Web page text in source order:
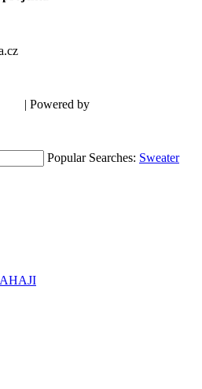
| Powered by
Popular Searches: Sweater